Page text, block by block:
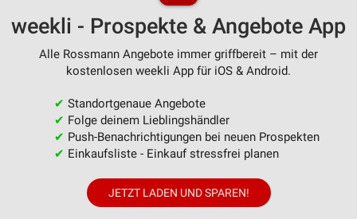
weekli - Prospekte & Angebote App
Alle Rossmann Angebote immer griffbereit – mit der
kostenlosen weekli App für iOS & Android.
✔ Standortgenaue Angebote
✔ Folge deinem Lieblingshändler
✔ Push-Benachrichtigungen bei neuen Prospekten
✔ Einkaufsliste - Einkauf stressfrei planen
JETZT LADEN UND SPAREN!
Entwicklung und Verbesserung der Angebote
Verwendung reduzierter Daten zur Auswahl von
Inhalten
Verwendung genauer Standortdaten
Geräte anhand von aktiv angeforderten
Informationen identifizieren
Nicht-IAB-Verarbeitungszwecke: